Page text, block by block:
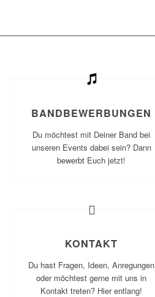
BANDBEWERBUNGEN
Du möchtest mit Deiner Band bei
unseren Events dabei sein? Dann
bewerbt Euch jetzt!
KONTAKT
Du hast Fragen, Ideen, Anregungen
oder möchtest gerne mit uns in
Kontakt treten? Hier entlang!